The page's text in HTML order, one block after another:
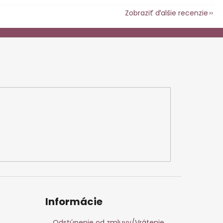
Zobraziť ďalšie recenzie
Informácie